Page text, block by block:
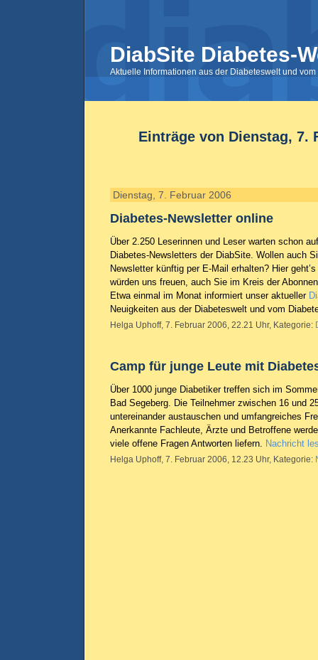
DiabSite Diabetes-
Aktuelle Informationen aus der Diabeteswelt und
Einträge von Dienstag, 7.
Dienstag, 7. Februar 2006
Diabetes-Newsletter online
Über 2.250 Leserinnen und Leser warten schon
Diabetes-Newsletters der DiabSite. Wollen auch
Newsletter künftig per E-Mail erhalten? Hier
würden uns freuen, auch Sie im Kreis der
Etwa einmal im Monat informiert unser aktueller
Neuigkeiten aus der Diabeteswelt und vom
Helga Uphoff, 7. Februar 2006, 22.21 Uhr, Kategorie:
Camp für junge Leute mit
Über 1000 junge Diabetiker treffen sich im
Bad Segeberg. Die Teilnehmer zwischen 16 und
untereinander austauschen und umfangreiches
Anerkannte Fachleute, Ärzte und Betroffene
viele offene Fragen Antworten liefern. Nachricht
Helga Uphoff, 7. Februar 2006, 12.23 Uhr, Kategorie: